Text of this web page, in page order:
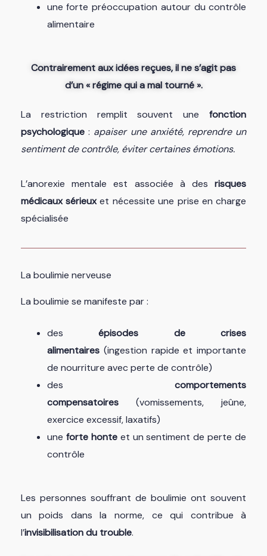
une forte préoccupation autour du contrôle
alimentaire
Contrairement aux idées reçues, il ne s’agit pas
d’un « régime qui a mal tourné ».
La restriction remplit souvent unefonction
psychologique: apaiser une anxiété, reprendre un
sentiment de contrôle, éviter certaines émotions.
L’anorexie mentale est associée à desrisques
médicaux sérieuxet nécessite une prise en charge
spécialisée
La boulimie nerveuse
La boulimie se manifeste par :
desépisodes de crises
alimentaires(ingestion rapide et importante
de nourriture avec perte de contrôle)
descomportements
compensatoires(vomissements, jeûne,
exercice excessif, laxatifs)
une forte honteet un sentiment de perte de
contrôle
Les personnes souffrant de boulimie ont souvent
un poids dans la norme, ce qui contribue à
l’invisibilisation du trouble.